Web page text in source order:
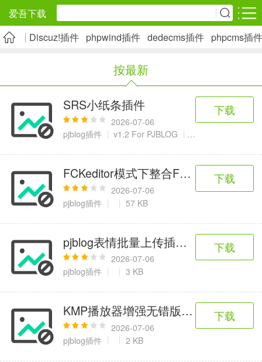
爱吾下载
安卓应用 安卓游戏
社交通讯
2千+款应用
1万+款应用
实用工具
2万+款应用
金融理财
2百+款应用
网上购物
6千+款应用
资讯阅读
1万+款应用
学习办公
3万+款应用
生活服务
医疗健康
6千+款应用
母婴育儿
2百+款应用
趣味娱乐
图像拍照
9百+款应用
Discuz!插件 phpwind插件 dedecms插件 phpcms插件
按最新
SRS小纸条插件
2026-07-06
pjblog插件
v1.2 For PJBLOG 8 KB
下载
FCKeditor模式下整合FLV播放器（
2026-07-06
pjblog插件
57 KB
下载
pjblog表情批量上传插件 for pjblog
2026-07-06
pjblog插件
3 KB
下载
KMP播放器增强无错版-增加＂点击下
2026-07-06
pjblog插件
2 KB
下载